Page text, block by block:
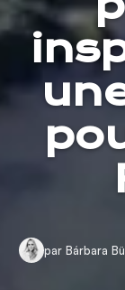
par Bárbara